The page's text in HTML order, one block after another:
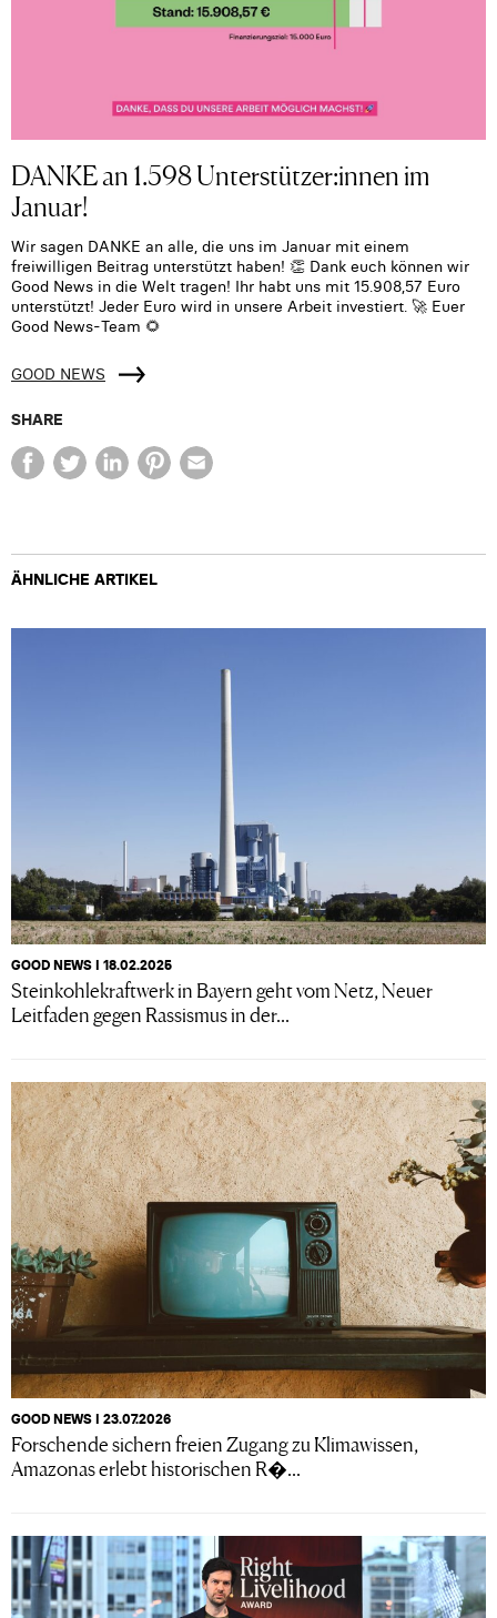
DANKE an 1.598 Unterstützer:innen im
Januar!
Wir sagen DANKE an alle, die uns im Januar mit einem
freiwilligen Beitrag unterstützt haben! 👏 Dank euch können wir
Good News in die Welt tragen! Ihr habt uns mit 15.908,57 Euro
unterstützt! Jeder Euro wird in unsere Arbeit investiert. 🚀 Euer
Good News-Team 🌻
GOOD NEWS
SHARE
ÄHNLICHE ARTIKEL
GOOD NEWS I 18.02.2025
Steinkohlekraftwerk in Bayern geht vom Netz, Neuer
Leitfaden gegen Rassismus in der...
GOOD NEWS I 23.07.2026
Forschende sichern freien Zugang zu Klimawissen,
Amazonas erlebt historischen R�...